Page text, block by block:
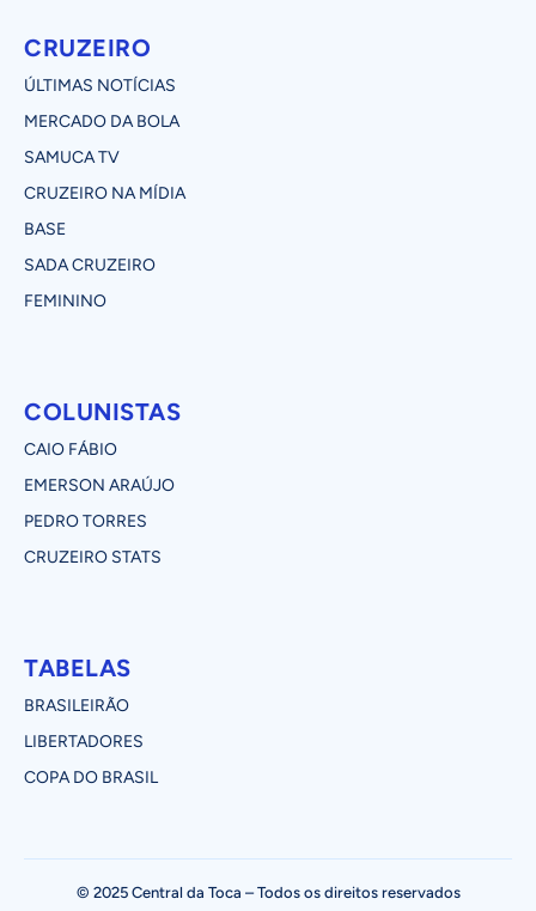
CRUZEIRO
ÚLTIMAS NOTÍCIAS
MERCADO DA BOLA
SAMUCA TV
CRUZEIRO NA MÍDIA
BASE
SADA CRUZEIRO
FEMININO
COLUNISTAS
CAIO FÁBIO
EMERSON ARAÚJO
PEDRO TORRES
CRUZEIRO STATS
TABELAS
BRASILEIRÃO
LIBERTADORES
COPA DO BRASIL
© 2025 Central da Toca – Todos os direitos reservados